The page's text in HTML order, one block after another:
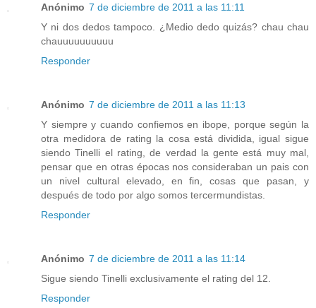
Anónimo 7 de diciembre de 2011 a las 11:11
Y ni dos dedos tampoco. ¿Medio dedo quizás? chau chau
chauuuuuuuuuu
Responder
Anónimo 7 de diciembre de 2011 a las 11:13
Y siempre y cuando confiemos en ibope, porque según la
otra medidora de rating la cosa está dividida, igual sigue
siendo Tinelli el rating, de verdad la gente está muy mal,
pensar que en otras épocas nos consideraban un pais con
un nivel cultural elevado, en fin, cosas que pasan, y
después de todo por algo somos tercermundistas.
Responder
Anónimo 7 de diciembre de 2011 a las 11:14
Sigue siendo Tinelli exclusivamente el rating del 12.
Responder